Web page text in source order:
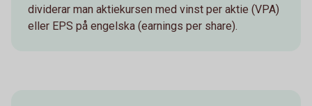
dividerar man aktiekursen med vinst per aktie (VPA)
eller EPS på engelska (earnings per share).